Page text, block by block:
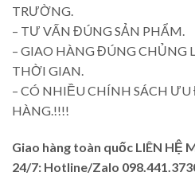
TRƯỜNG.
– TƯ VẤN ĐÚNG SẢN PHẨM.
– GIAO HÀNG ĐÚNG CHỦNG
THỜI GIAN.
– CÓ NHIỀU CHÍNH SÁCH
HÀNG.!!!!
Giao hàng toàn quốc LIÊN HỆ
24/7: Hotline/Zalo